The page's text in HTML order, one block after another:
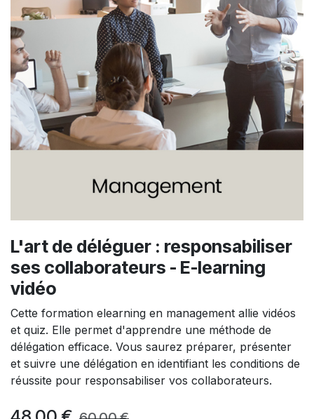
L'art de déléguer : responsabiliser
ses collaborateurs - E-learning
vidéo
Cette formation elearning en management allie vidéos
et quiz. Elle permet d'apprendre une méthode de
délégation efficace. Vous saurez préparer, présenter
et suivre une délégation en identifiant les conditions de
réussite pour responsabiliser vos collaborateurs.